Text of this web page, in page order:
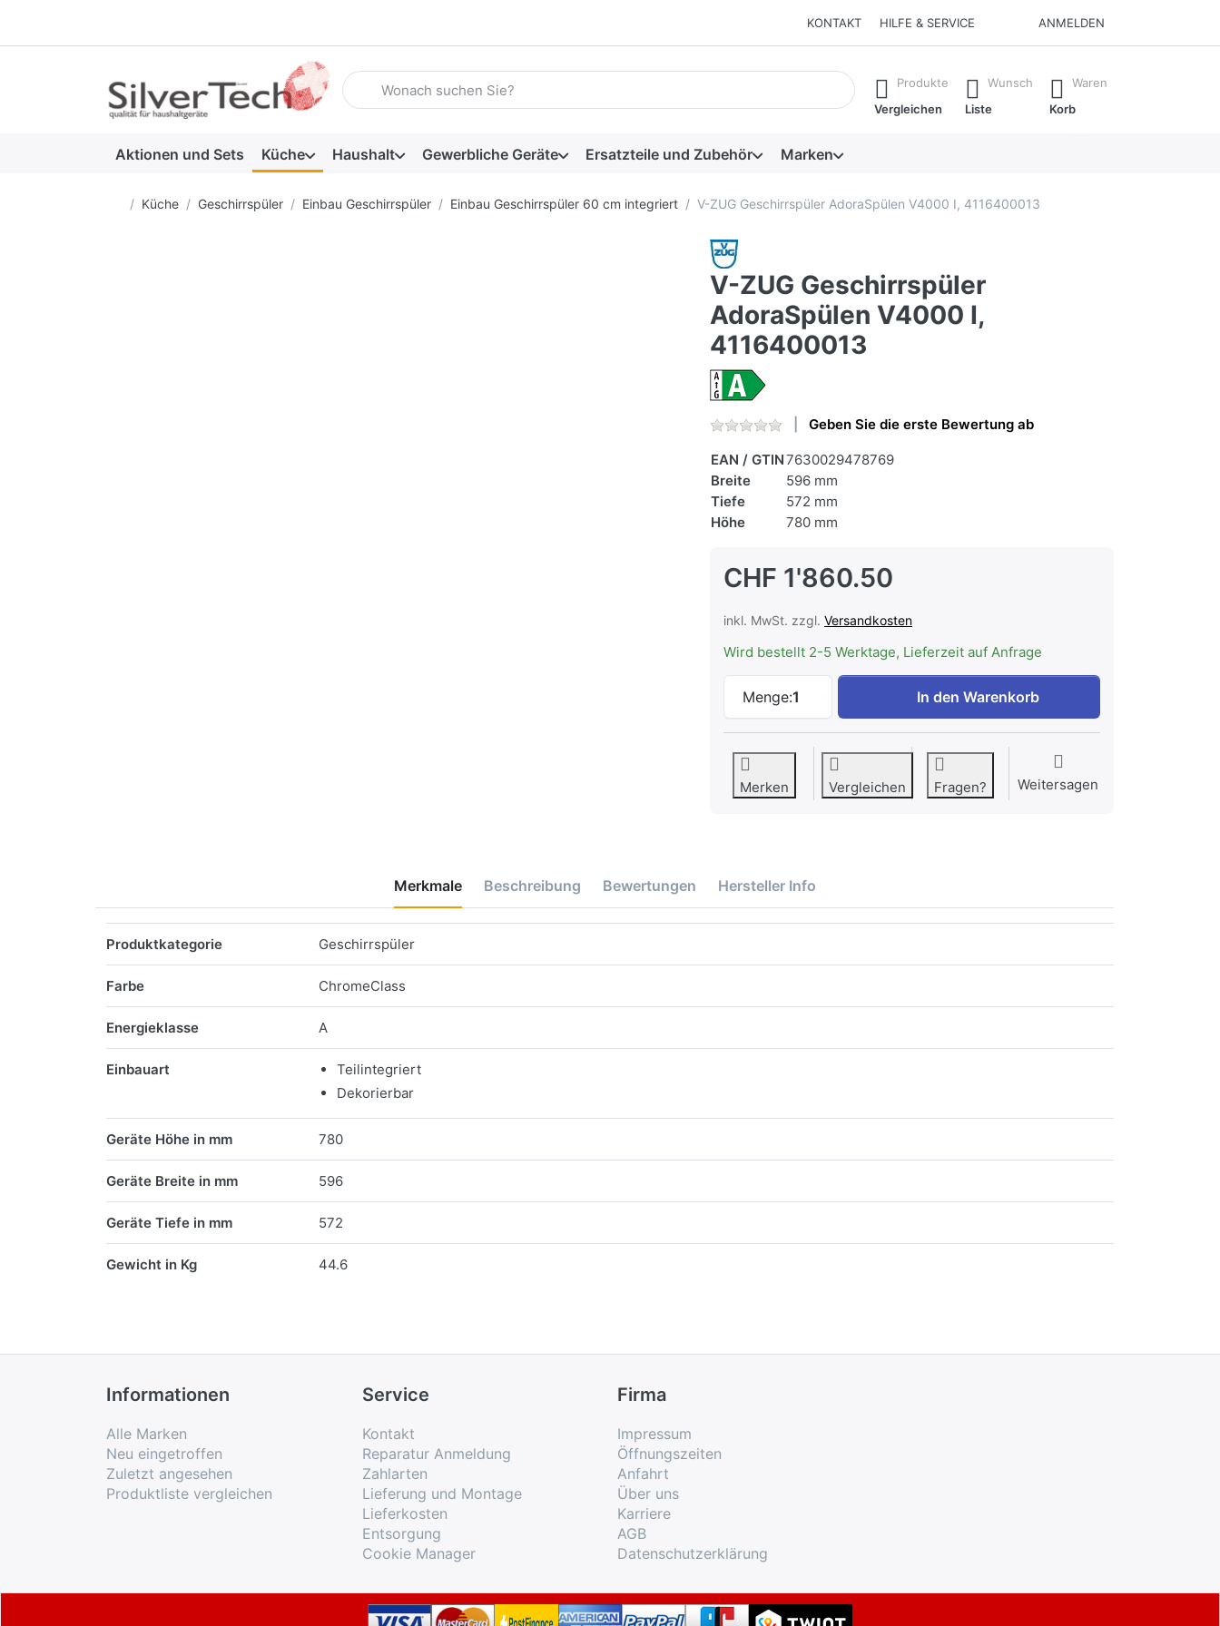
KONTAKT HILFE & SERVICE ANMELDEN
Geben Sie einen Suchbegriff ein. Während Sie tippen, erscheinen automatisch erste Ergebnisse. Drücken Sie die Eingabetaste, um alle
Produkte
Vergleichen
Wunsch
Liste
Waren
Korb
Aktionen und Sets Küche Haushalt Gewerbliche Geräte Ersatzteile und Zubehör Marken
Startseite
Küche Geschirrspüler Einbau Geschirrspüler Einbau Geschirrspüler 60 cm integriert V-ZUG Geschirrspüler AdoraSpülen V4000 I, 4116400013
V-ZUG Geschirrspüler
AdoraSpülen V4000 I,
4116400013
Geben Sie die erste Bewertung ab
EAN / GTIN7630029478769
Breite
596 mm
Tiefe
572 mm
Höhe
780 mm
CHF 1'860.50
inkl. MwSt. zzgl. Versandkosten
Wird bestellt 2-5 Werktage, Lieferzeit auf Anfrage
Menge:1
V-ZUG Geschirrspüler AdoraSpülen V4000 I, 4116400013
In den Warenkorb
Merken Vergleichen Fragen? Weitersagen
Merkmale Beschreibung Bewertungen Hersteller Info
Produktkategorie Geschirrspüler
Farbe ChromeClass
Energieklasse A
Einbauart
Teilintegriert
Dekorierbar
Geräte Höhe in mm 780
Geräte Breite in mm 596
Geräte Tiefe in mm 572
Gewicht in Kg 44.6
Informationen
Alle Marken
Neu eingetroffen
Zuletzt angesehen
Produktliste vergleichen
Service
Kontakt
Reparatur Anmeldung
Zahlarten
Lieferung und Montage
Lieferkosten
Entsorgung
Cookie Manager
Firma
Impressum
Öffnungszeiten
Anfahrt
Über uns
Karriere
AGB
Datenschutzerklärung